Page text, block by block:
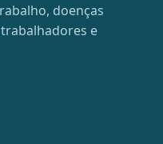
doenças
e